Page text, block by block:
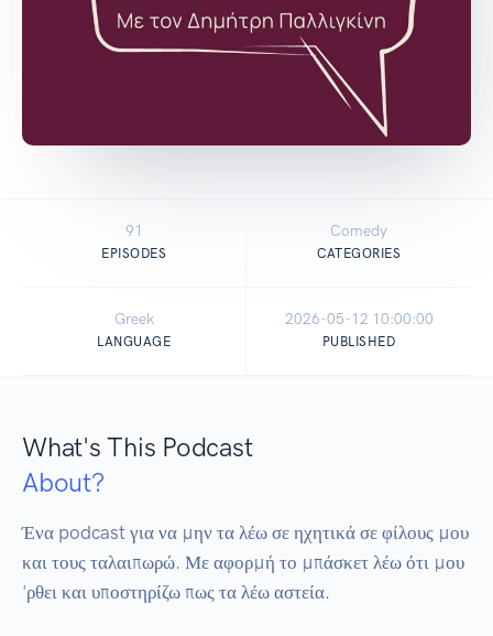
91
EPISODES
Comedy
CATEGORIES
Greek
LANGUAGE
2026-05-12 10:00:00
PUBLISHED
What's This Podcast
About?
Ένα podcast για να μην τα λέω σε ηχητικά σε φίλους μου
και τους ταλαιπωρώ. Με αφορμή το μπάσκετ λέω ότι μου